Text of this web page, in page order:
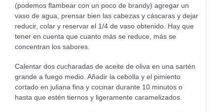
(podemos flambear con un poco de brandy) agregar un
vaso de agua, prensar bien las cabezas y cáscaras y dejar
reducir, colar y reservar el 1/4 de vaso obtenido. Hay que
tener en cuenta que cuanto más se reduce, más se
concentran los sabores.
Calentar dos cucharadas de aceite de oliva en una sartén
grande a fuego medio. Añadir la cebolla y el pimiento
cortado en juliana fina y cocinar durante 10 minutos o
hasta que estén tiernos y ligeramente caramelizados.